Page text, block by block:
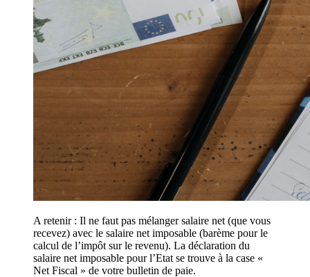
A retenir : Il ne faut pas mélanger salaire net (que vous
recevez) avec le salaire net imposable (barème pour le
calcul de l’impôt sur le revenu). La déclaration du
salaire net imposable pour l’Etat se trouve à la case «
Net Fiscal » de votre bulletin de paie.